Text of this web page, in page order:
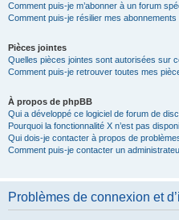
Comment puis-je m’abonner à un forum
Comment puis-je résilier mes abonnements
Pièces jointes
Quelles pièces jointes sont autorisées sur
Comment puis-je retrouver toutes mes
À propos de phpBB
Qui a développé ce logiciel de forum de
Pourquoi la fonctionnalité X n’est pas
Qui dois-je contacter à propos de
Comment puis-je contacter un
Problèmes de connexion et